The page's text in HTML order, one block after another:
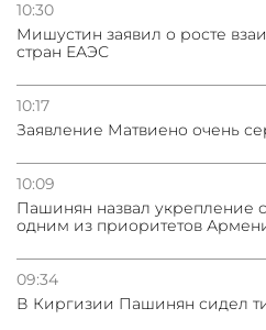
10:30
Мишустин заявил о росте
стран ЕАЭС
10:17
Заявление Матвиено очень
10:09
Пашинян назвал укрепление
одним из приоритетов
09:34
В Киргизии Пашинян сидел